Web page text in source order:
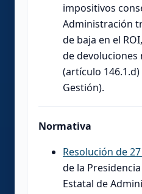
impositivos
Administración
de baja en el
de devoluciones
(artículo
Gestión).
Normativa
Resolución de
de la
Estatal de